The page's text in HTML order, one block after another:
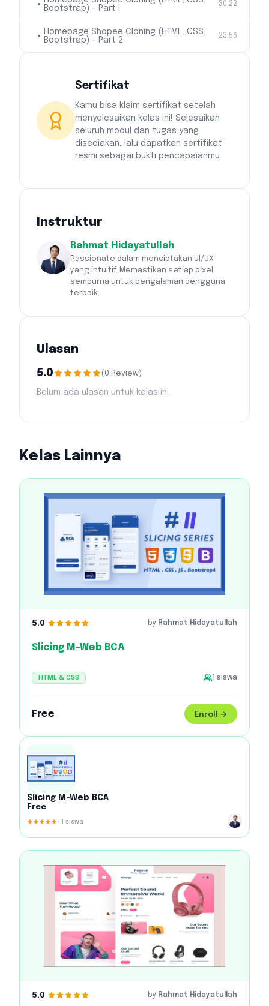
Bootstrap) - Part I
30:22
Homepage Shopee Cloning (HTML, CSS,
Bootstrap) - Part 2
23:56
Sertifikat
Kamu bisa klaim sertifikat setelah
menyelesaikan kelas ini! Selesaikan
seluruh modul dan tugas yang
disediakan, lalu dapatkan sertifikat
resmi sebagai bukti pencapaianmu.
Instruktur
Rahmat Hidayatullah
Passionate dalam menciptakan UI/UX
yang intuitif. Memastikan setiap pixel
sempurna untuk pengalaman pengguna
terbaik.
Ulasan
5.0 ( 0 Review)
Belum ada ulasan untuk kelas ini.
Kelas Lainnya
5.0 by Rahmat Hidayatullah
Slicing M-Web BCA
HTML & CSS siswa
Free Enroll →
Slicing M-Web BCA
Free
• 1 siswa
5.0 by Rahmat Hidayatullah